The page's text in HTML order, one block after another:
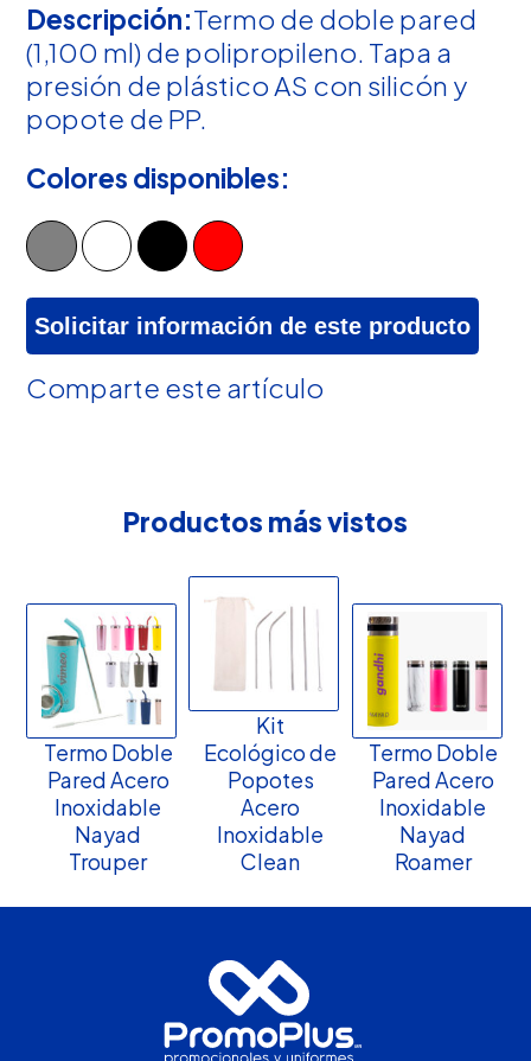
Descripción:Termo de doble pared
(1,100 ml) de polipropileno. Tapa a
presión de plástico AS con silicón y
popote de PP.
Colores disponibles:
Solicitar información de este producto
Comparte este artículo
Productos más vistos
Termo Doble
Pared Acero
Inoxidable
Nayad
Trouper
Kit
Ecológico de
Popotes
Acero
Inoxidable
Clean
Termo Doble
Pared Acero
Inoxidable
Nayad
Roamer